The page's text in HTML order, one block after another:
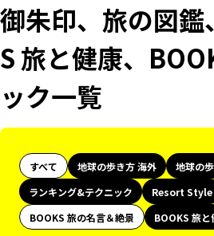
御朱印、旅の図
S 旅と健康、
ック一覧
すべて 地球の歩き方 海外 地球の
ランキング&テクニック
Resort Style
BOOKS 旅の名言＆絶景
BOOKS 旅と